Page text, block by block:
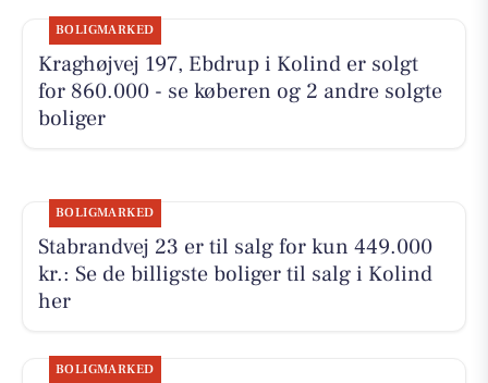
BOLIGMARKED
Kraghøjvej 197, Ebdrup i Kolind er solgt
for 860.000 - se køberen og 2 andre solgte
boliger
BOLIGMARKED
Stabrandvej 23 er til salg for kun 449.000
kr.: Se de billigste boliger til salg i Kolind
her
BOLIGMARKED